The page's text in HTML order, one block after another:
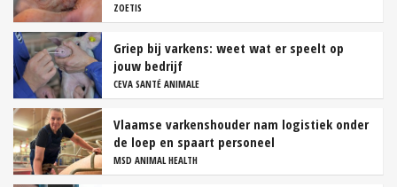
ZOETIS
Griep bij varkens: weet wat er speelt op
jouw bedrijf
CEVA SANTÉ ANIMALE
Vlaamse varkenshouder nam logistiek onder
de loep en spaart personeel
MSD ANIMAL HEALTH